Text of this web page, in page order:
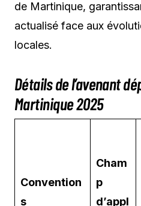
de Martinique,
actualisé face aux
locales.
Détails de l’avenant
Martinique 2025
Convention
s
Cham
p
d’appl